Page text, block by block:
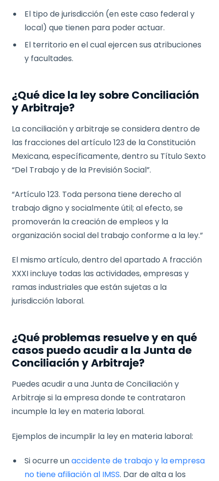
El tipo de jurisdicción (en este caso federal y
local) que tienen para poder actuar.
El territorio en el cual ejercen sus atribuciones
y facultades.
¿Qué dice la ley sobre Conciliación
y Arbitraje?
La conciliación y arbitraje se considera dentro de
las fracciones del artículo 123 de la Constitución
Mexicana, específicamente, dentro su Título Sexto
“Del Trabajo y de la Previsión Social”.
“Artículo 123. Toda persona tiene derecho al
trabajo digno y socialmente útil; al efecto, se
promoverán la creación de empleos y la
organización social del trabajo conforme a la ley.”
El mismo artículo, dentro del apartado A fracción
XXXI incluye todas las actividades, empresas y
ramas industriales que están sujetas a la
jurisdicción laboral.
¿Qué problemas resuelve y en qué
casos puedo acudir a la Junta de
Conciliación y Arbitraje?
Puedes acudir a una Junta de Conciliación y
Arbitraje si la empresa donde te contrataron
incumple la ley en materia laboral.
Ejemplos de incumplir la ley en materia laboral:
Si ocurre unaccidente de trabajo y la empresa
no tiene afiliación al IMSS. Dar de alta a los